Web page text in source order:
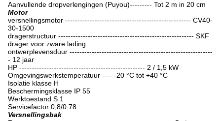
Aanvullende dropverlengingen (Puyou)--------- Tot 2 m in 20 cm
Motor
versnellingsmotor --------------------------------------------------- CV40-
30-1500
dragerstructuur ------------------------------------------------------- SKF
drager voor zware lading
ontwerplevensduur ----------------------------------------------------------
- 12 jaar
HP --------------------------------------------------- 2 / 1,5 kW
Omgevingswerkstemperatuur ---- -20 °C tot +40 °C
Isolatie klasse H
Beschermingsklasse IP 55
Werktoestand S 1
Servicefactor 0,8/0.78
Versnellingsbak